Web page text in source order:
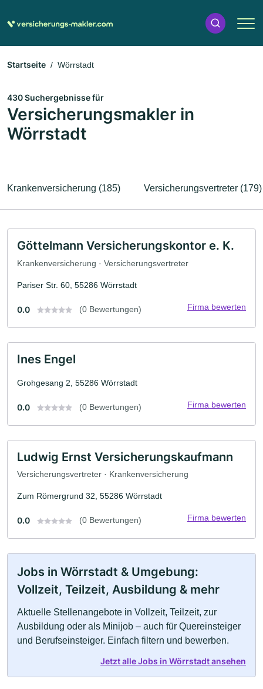
Startseite Wörrstadt
430 Suchergebnisse für
Versicherungsmakler in
Wörrstadt
Krankenversicherung (185) Versicherungsvertreter (179)
Göttelmann Versicherungskontor e. K.
Krankenversicherung · Versicherungsvertreter
Pariser Str. 60, 55286 Wörrstadt
0.0 (0 Bewertungen) Firma bewerten
Ines Engel
Grohgesang 2, 55286 Wörrstadt
0.0 (0 Bewertungen) Firma bewerten
Ludwig Ernst Versicherungskaufmann
Versicherungsvertreter · Krankenversicherung
Zum Römergrund 32, 55286 Wörrstadt
0.0 (0 Bewertungen) Firma bewerten
Jobs in Wörrstadt & Umgebung:
Vollzeit, Teilzeit, Ausbildung & mehr
Aktuelle Stellenangebote in Vollzeit, Teilzeit, zur
Ausbildung oder als Minijob – auch für Quereinsteiger
und Berufseinsteiger. Einfach filtern und bewerben.
Jetzt alle Jobs in Wörrstadt ansehen